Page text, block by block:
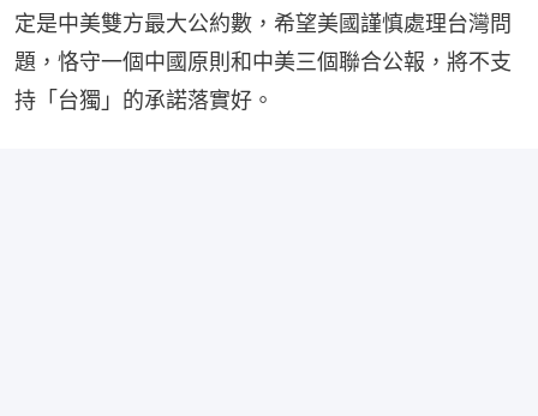
定是中美雙方最大公約數，希望美國謹慎處理台灣問
題，恪守一個中國原則和中美三個聯合公報，將不支
持「台獨」的承諾落實好。